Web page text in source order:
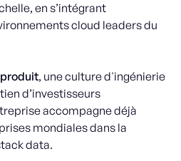
en s’intégrant
cloud leaders du
, une culture d'ingénierie
d’investisseurs
accompagne déjà
mondiales dans la
data.